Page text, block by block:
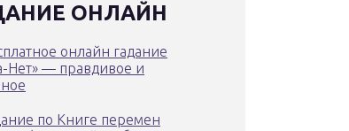
ОНЛАЙН
онлайн гадание
Нет» — правдивое и
по Книге перемен